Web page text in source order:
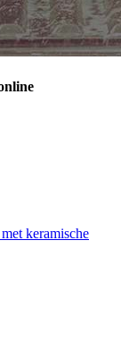
keramische